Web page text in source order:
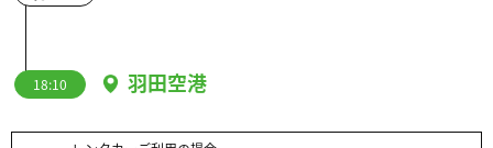
18:10 羽田空港